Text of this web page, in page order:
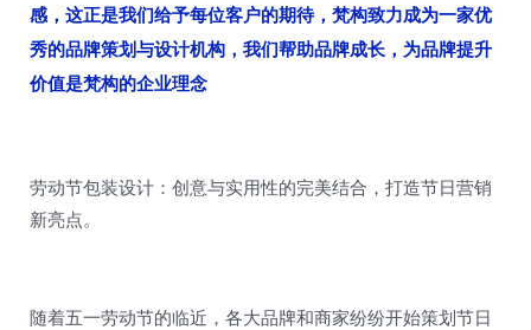
感，这正是我们给予每位客户的期待，梵构致力成为一家优
秀的品牌策划与设计机构，我们帮助品牌成长，为品牌提升
价值是梵构的企业理念
劳动节包装设计：创意与实用性的完美结合，打造节日营销
新亮点。
随着五一劳动节的临近，各大品牌和商家纷纷开始策划节日